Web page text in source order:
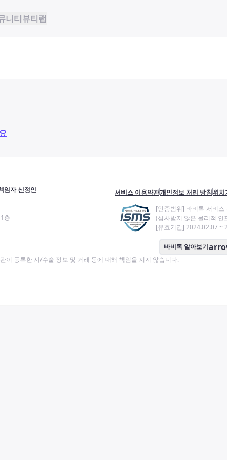
니티뷰티랩
임자 신정인
층
서비스 이용약관개인정보 처리 방침위치
[인증범위] 바비톡 서비스
(심사받지 않은 물리적 인
[유효기간] 2024.02.07 ~
바비톡 알아보기
이 등록한 시/수술 정보 및 거래 등에 대해 책임을 지지 않습니다.